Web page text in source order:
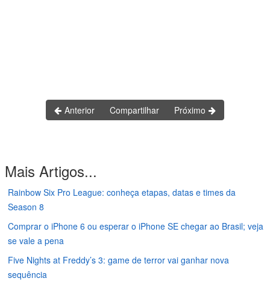
Anterior Compartilhar Próximo
Mais Artigos...
Rainbow Six Pro League: conheça etapas, datas e times da
Season 8
Comprar o iPhone 6 ou esperar o iPhone SE chegar ao Brasil; veja
se vale a pena
Five Nights at Freddy’s 3: game de terror vai ganhar nova
sequência